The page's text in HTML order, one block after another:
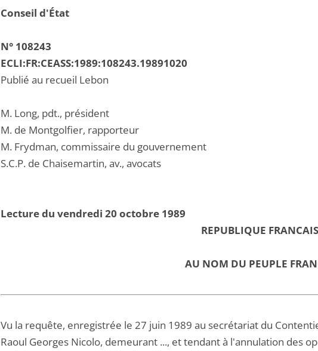
Conseil d'État
N° 108243
ECLI:FR:CEASS:1989:108243.19891020
Publié au recueil Lebon
M. Long, pdt., président
M. de Montgolfier, rapporteur
M. Frydman, commissaire du gouvernement
S.C.P. de Chaisemartin, av., avocats
Lecture du vendredi 20 octobre 1989
REPUBLIQUE
AU NOM DU PEUPLE
Vu la requête, enregistrée le 27 juin 1989 au secrétariat du
Raoul Georges Nicolo, demeurant ..., et tendant à l'annulation des